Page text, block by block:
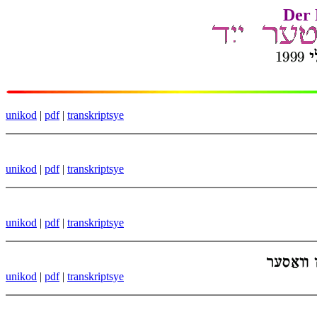
Der
unikod | pdf| transkriptsye
unikod | pdf| transkriptsye
unikod | pdf| transkriptsye
unikod | pdf| transkriptsye